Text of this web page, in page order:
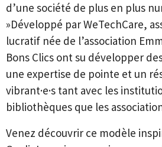
d’une société de plus en plus
»Développé par WeTechCare,
lucratif née de l’association
Bons Clics ont su développer
une expertise de pointe et un
vibrant·e·s tant avec les
bibliothèques que les
Venez découvrir ce modèle